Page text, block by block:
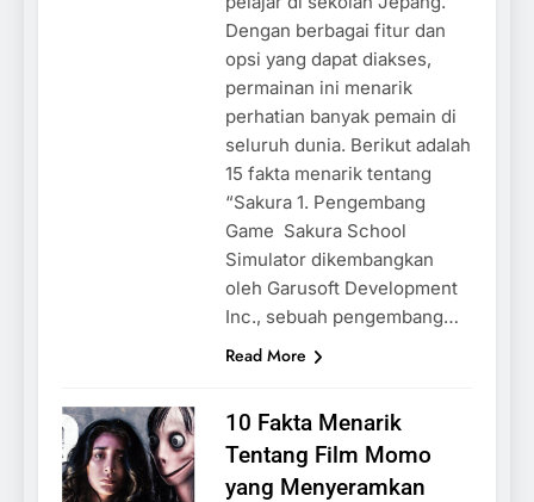
Dengan berbagai fitur dan
opsi yang dapat diakses,
permainan ini menarik
perhatian banyak pemain di
seluruh dunia. Berikut adalah
15 fakta menarik tentang
“Sakura 1. Pengembang
Game Sakura School
Simulator dikembangkan
oleh Garusoft Development
Inc., sebuah pengembang…
Read More
10 Fakta Menarik
Tentang Film Momo
yang Menyeramkan